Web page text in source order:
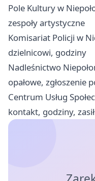
Pole Kultury w
zespoły artystyczne
Komisariat Policji w
dzielnicowi, godziny
Nadleśnictwo
opałowe, zgłoszenie
Centrum Usług
kontakt, godziny,